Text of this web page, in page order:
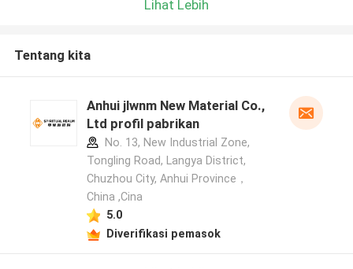
Lihat Lebih
Tentang kita
Anhui jlwnm New Material Co.,
Ltd profil pabrikan
No. 13, New Industrial Zone,
Tongling Road, Langya District,
Chuzhou City, Anhui Province，
China ,Cina
5.0
Diverifikasi pemasok